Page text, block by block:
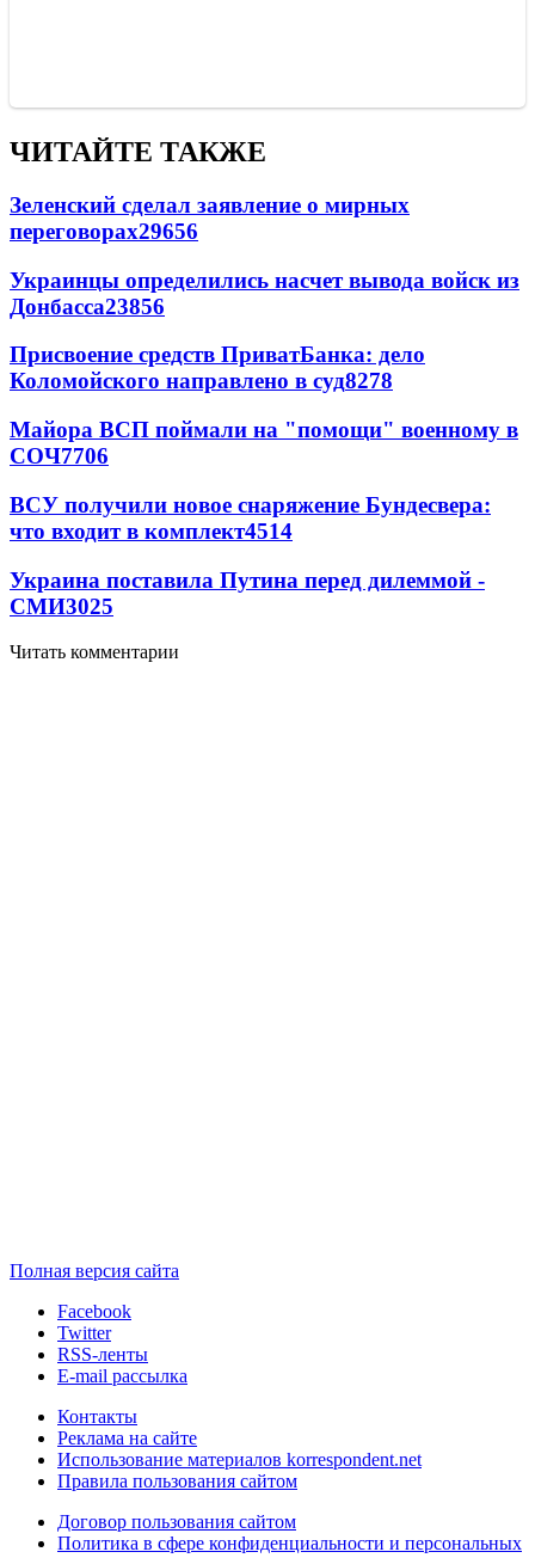
ЧИТАЙТЕ ТАКЖЕ
Зеленский сделал заявление о мирных
переговорах29656
Украинцы определились насчет вывода войск из
Донбасса23856
Присвоение средств ПриватБанка: дело
Коломойского направлено в суд8278
Майора ВСП поймали на "помощи" военному в
СОЧ7706
ВСУ получили новое снаряжение Бундесвера:
что входит в комплект4514
Украина поставила Путина перед дилеммой -
СМИ3025
Читать комментарии
Полная версия сайта
Facebook
Twitter
RSS-ленты
E-mail рассылка
Контакты
Реклама на сайте
Использование материалов korrespondent.net
Правила пользования сайтом
Договор пользования сайтом
Политика в сфере конфиденциальности и персональных